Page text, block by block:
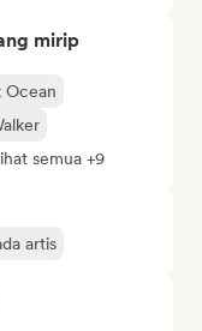
mirip
Ocean
semua +9
artis